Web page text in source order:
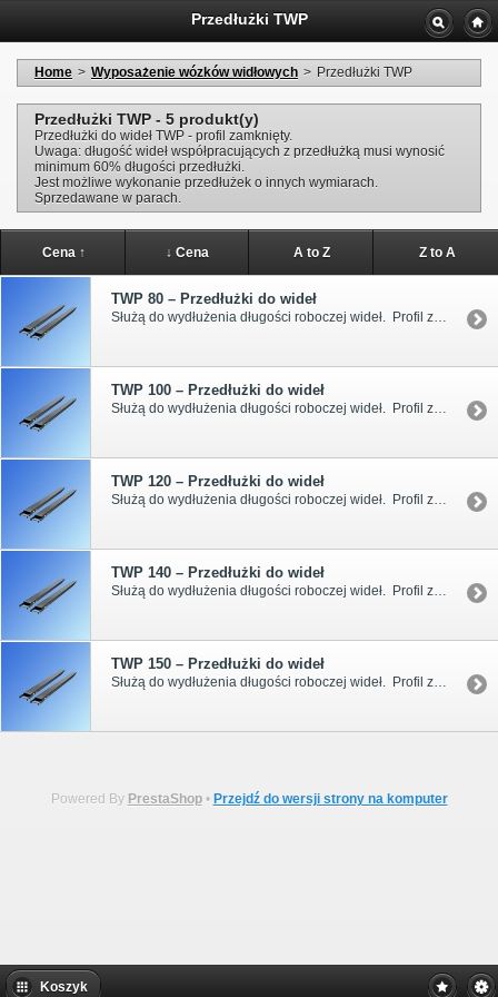
Przedłużki TWP
Home > Wyposażenie wózków widłowych > Przedłużki TWP
Przedłużki TWP - 5 produkt(y)
Przedłużki do wideł TWP - profil zamknięty.
Uwaga: długość wideł współpracujących z przedłużką musi wynosić
minimum 60% długości przedłużki.
Jest możliwe wykonanie przedłużek o innych wymiarach.
Sprzedawane w parach.
Cena ↑ ↓ Cena A to Z Z to A
TWP 80 – Przedłużki do wideł
TWP 100 – Przedłużki do wideł
TWP 120 – Przedłużki do wideł
TWP 140 – Przedłużki do wideł
TWP 150 – Przedłużki do wideł
Powered By PrestaShop• Przejdź do wersji strony na komputer
Koszyk